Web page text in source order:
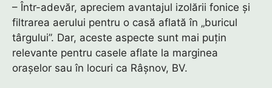
– Într-adevăr, apreciem avantajul izolării fonice și
filtrarea aerului pentru o casă aflată în „buricul
târgului”. Dar, aceste aspecte sunt mai puțin
relevante pentru casele aflate la marginea
orașelor sau în locuri ca Râșnov, BV.